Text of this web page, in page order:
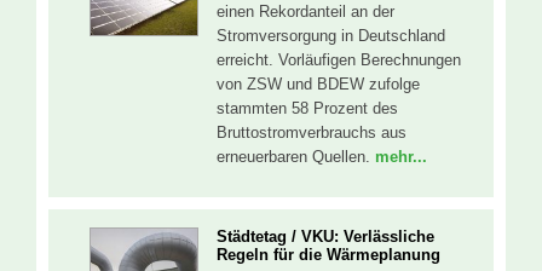
einen Rekordanteil an der
Stromversorgung in Deutschland
erreicht. Vorläufigen Berechnungen
von ZSW und BDEW zufolge
stammten 58 Prozent des
Bruttostromverbrauchs aus
erneuerbaren Quellen. mehr...
Städtetag / VKU: Verlässliche
Regeln für die Wärmeplanung